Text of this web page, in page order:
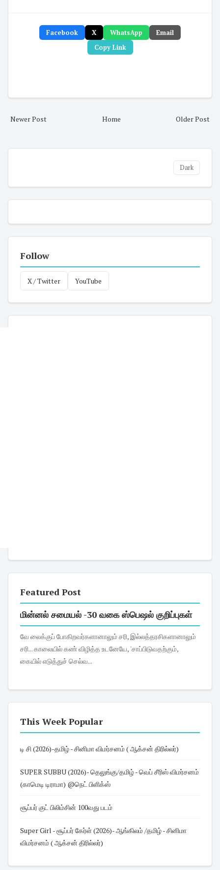
Facebook X WhatsApp
Email
Copy Link
Newer Post Older Post
Home
Dark
Follow
X / Twitter YouTube
Featured Post
மின்னல் சமையல் -30 வகை ஸ்பெஷல் குறிப்புகள்
வே லைக்குப் போகிறவர்களானாலும் சரி, இல்லத்தரசிகளானாலும்
சரி... காலையில் கண் விழித்த உடனேயே, 'சாப்பிடுவதற்கும்,
கையில் எடுத்துச் செல்வ...
This Week Popular
டி சி (2026)-தமிழ் - சினிமா விமர்சனம் ( ஆக்சன் திரில்லர்)
SUPER SUBBU (2026)- தெலுங்கு/தமிழ் - வெப் சீரிஸ் விமர்சனம்
(காமெடி டிராமா) @நெட் பிளிக்ஸ்
சூப்பர் குட் பிலிம்சின் 100வது படம்
Super Girl - சூப்பர் கேர்ள் (2026)- ஆங்கிலம் /தமிழ் - சினிமா
விமர்சனம் ( ஆக்சன் திரில்லர்)